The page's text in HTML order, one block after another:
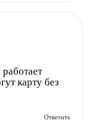
карту без